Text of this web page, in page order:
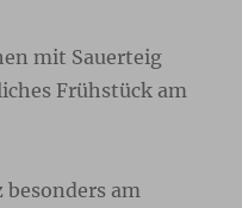
mit Sauerteig
Frühstück am
am